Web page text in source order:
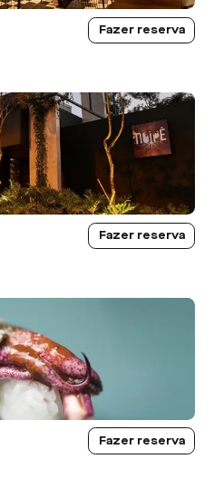
Fazer reserva
Fazer reserva
Fazer reserva